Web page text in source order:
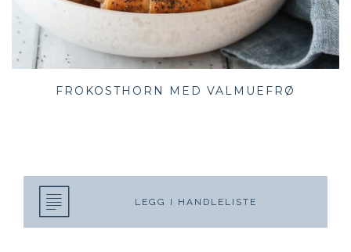
FROKOSTHORN MED VALMUEFRØ
LEGG I HANDLELISTE